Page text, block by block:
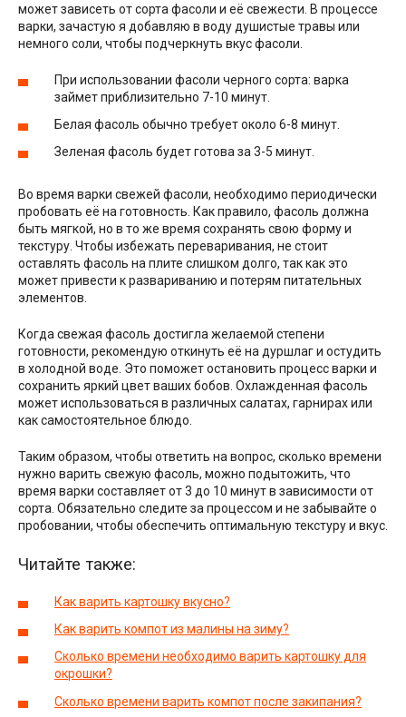
может зависеть от сорта фасоли и её свежести. В процессе
варки, зачастую я добавляю в воду душистые травы или
немного соли, чтобы подчеркнуть вкус фасоли.
При использовании фасоли черного сорта: варка
займет приблизительно 7-10 минут.
Белая фасоль обычно требует около 6-8 минут.
Зеленая фасоль будет готова за 3-5 минут.
Во время варки свежей фасоли, необходимо периодически
пробовать её на готовность. Как правило, фасоль должна
быть мягкой, но в то же время сохранять свою форму и
текстуру. Чтобы избежать переваривания, не стоит
оставлять фасоль на плите слишком долго, так как это
может привести к развариванию и потерям питательных
элементов.
Когда свежая фасоль достигла желаемой степени
готовности, рекомендую откинуть её на дуршлаг и остудить
в холодной воде. Это поможет остановить процесс варки и
сохранить яркий цвет ваших бобов. Охлажденная фасоль
может использоваться в различных салатах, гарнирах или
как самостоятельное блюдо.
Таким образом, чтобы ответить на вопрос, сколько времени
нужно варить свежую фасоль, можно подытожить, что
время варки составляет от 3 до 10 минут в зависимости от
сорта. Обязательно следите за процессом и не забывайте о
пробовании, чтобы обеспечить оптимальную текстуру и вкус.
Читайте также:
Как варить картошку вкусно?
Как варить компот из малины на зиму?
Сколько времени необходимо варить картошку для
окрошки?
Сколько времени варить компот после закипания?